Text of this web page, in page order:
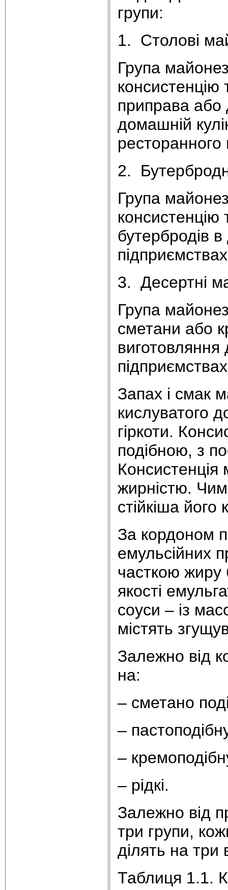
групи:
1. Столові
Група
консистенцію
приправа або
домашній
ресторанного
2.
Група
консистенцію
бутербродів в
3. Десертні
Група
сметани або
виготовляння
Запах і смак
кислуватого
гіркоти.
подібною, з
Консистенція
жирністю.
стійкіша його
За кордоном
емульсійних
часткою жиру
якості
соуси – із
містять
Залежно від
на:
– сметано
–
–
– рідкі.
Залежно від
три групи,
ділять на
Таблиця 1.1.